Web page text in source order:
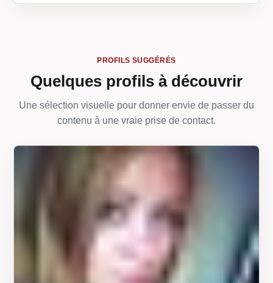
PROFILS SUGGÉRÉS
Quelques profils à découvrir
Une sélection visuelle pour donner envie de passer du
contenu à une vraie prise de contact.